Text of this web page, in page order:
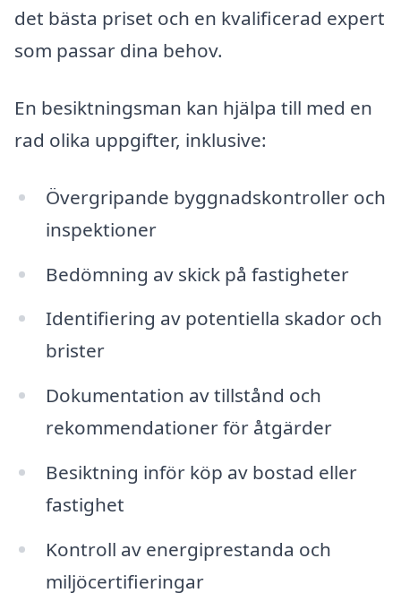
det bästa priset och en kvalificerad expert
som passar dina behov.
En besiktningsman kan hjälpa till med en
rad olika uppgifter, inklusive:
Övergripande byggnadskontroller och
inspektioner
Bedömning av skick på fastigheter
Identifiering av potentiella skador och
brister
Dokumentation av tillstånd och
rekommendationer för åtgärder
Besiktning inför köp av bostad eller
fastighet
Kontroll av energiprestanda och
miljöcertifieringar